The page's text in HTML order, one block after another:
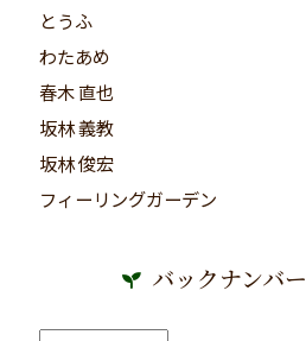
とうふ
わたあめ
春木 直也
坂林 義教
坂林 俊宏
フィーリングガーデン
バックナンバー